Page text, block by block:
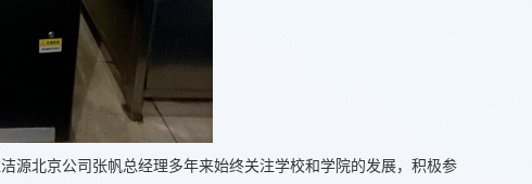
源北京公司张帆总经理多年来始终关注学校和学院的发展，积极参